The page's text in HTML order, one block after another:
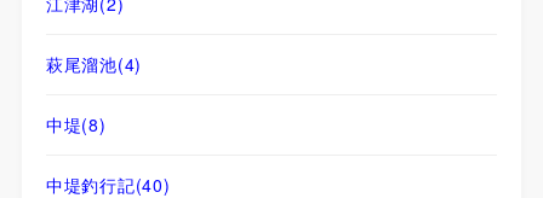
萩尾溜池(4)
中堤(8)
中堤釣行記(40)